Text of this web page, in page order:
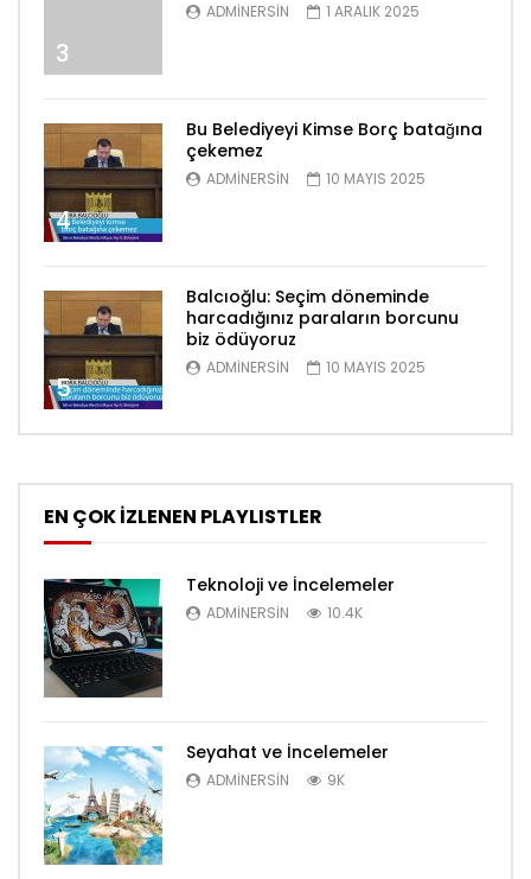
3
ADMINERSIN 1 ARALIK 2025
4
Bu Belediyeyi Kimse Borç batağına
çekemez
ADMINERSIN 10 MAYIS 2025
5
Balcıoğlu: Seçim döneminde
harcadığınız paraların borcunu
biz ödüyoruz
ADMINERSIN 10 MAYIS 2025
EN ÇOK İZLENEN PLAYLISTLER
Teknoloji ve İncelemeler
ADMINERSIN 10.4K
Seyahat ve İncelemeler
ADMINERSIN 9K